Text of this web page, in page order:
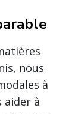
nous
à
aider à